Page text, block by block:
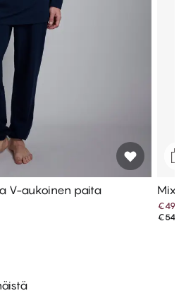
V-aukoinen paita Mix